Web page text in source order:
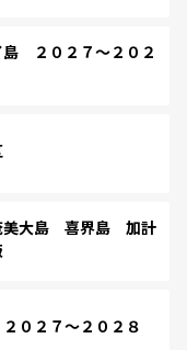
２０２７～２０２
大島 喜界島 加計
２７～２０２８